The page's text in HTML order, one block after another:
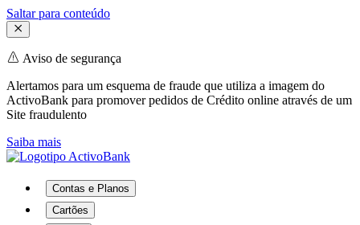
Saltar para conteúdo
Aviso de segurança
Alertamos para um esquema de fraude que utiliza a imagem do
ActivoBank para promover pedidos de Crédito online através de um
Site fraudulento
Saiba mais
Contas e Planos
Cartões